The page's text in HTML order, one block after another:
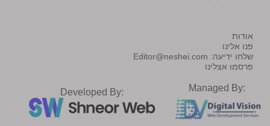
אודות
פנו אלינו
שלחו ידיעה: Editor@neshei.com
פרסמו אצלינו
Developed By: Managed By: